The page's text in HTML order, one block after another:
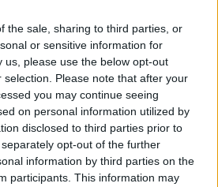
the sale, sharing to third parties, or
or sensitive information for
us, please use the below opt-out
Please note that after your
you may continue seeing
on personal information utilized by
disclosed to third parties prior to
opt-out of the further
information by third parties on the
participants. This information may
le tue segnalazioni,
video e le tue foto
al numero +39
7512